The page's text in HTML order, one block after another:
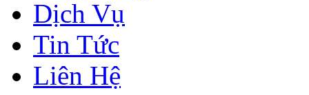
Dịch Vụ
Tin Tức
Liên Hệ